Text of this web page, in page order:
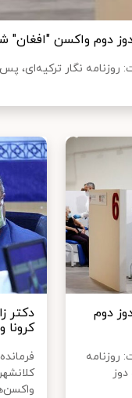
دوم واکسن "افغان"
روزنامه نگار ترکیه‌ای،
دوم
روزنامه
دکتر
کرونا